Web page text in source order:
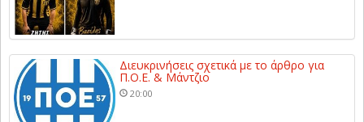
Διευκρινήσεις σχετικά με το άρθρο για
Π.Ο.Ε. & Μάντζιο
20:00